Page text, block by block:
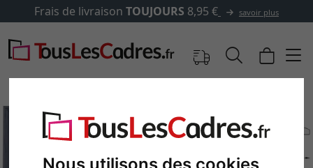
Frais de livraison TOUJOURS 8,95 € savoir plus